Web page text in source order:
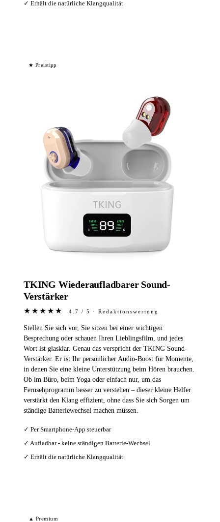
✓ Erhält die natürliche Klangqualität
★ Preistipp
TKING Wiederaufladbarer Sound-
Verstärker
★★★★★ 4.7 / 5 · Redaktionswertung
Stellen Sie sich vor, Sie sitzen bei einer wichtigen
Besprechung oder schauen Ihren Lieblingsfilm, und jedes
Wort ist glasklar. Genau das verspricht der TKING Sound-
Verstärker. Er ist Ihr persönlicher Audio-Boost für Momente,
in denen Sie eine kleine Unterstützung beim Hören brauchen.
Ob im Büro, beim Yoga oder einfach nur, um das
Fernsehprogramm besser zu verstehen – dieser kleine Helfer
verstärkt den Klang effizient, ohne dass Sie sich Sorgen um
ständige Batteriewechsel machen müssen.
✓ Per Smartphone-App steuerbar
✓ Aufladbar - keine ständigen Batterie-Wechsel
✓ Erhält die natürliche Klangqualität
▲ Premium